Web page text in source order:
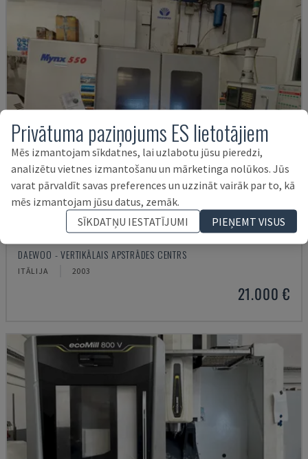
MYNX 550
DAEWOO - VERTIKĀLAIS APSTRĀDES CENTRS
ITĀLIJA 2003
21.000 €
Privātuma paziņojums ES lietotājiem
Mēs izmantojam sīkdatnes, lai uzlabotu jūsu pieredzi,
analizētu vietnes izmantošanu un mārketinga nolūkos. Jūs
varat pārvaldīt savas preferences un uzzināt vairāk par to, kā
mēs izmantojam jūsu datus, zemāk.
SĪKDATŅU IESTATĪJUMI
PIEŅEMT VISUS